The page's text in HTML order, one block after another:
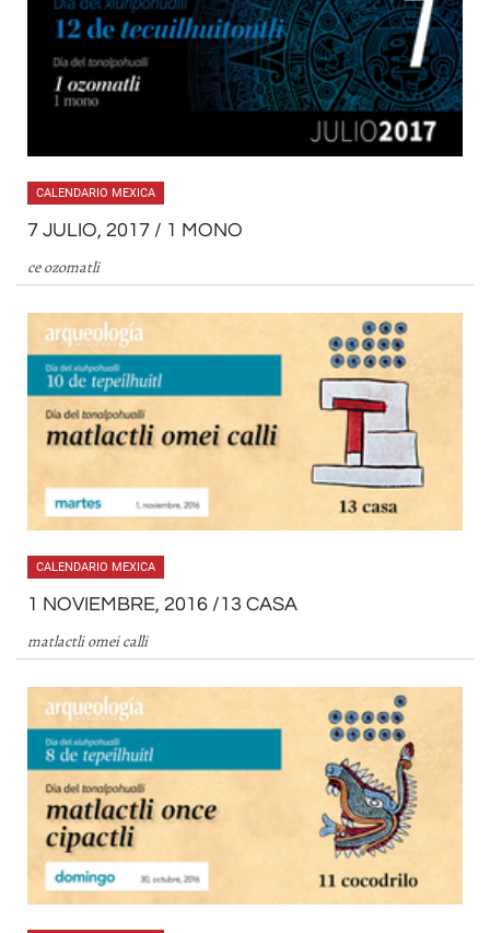
CALENDARIO MEXICA
7 JULIO, 2017 / 1 MONO
ce ozomatli
CALENDARIO MEXICA
1 NOVIEMBRE, 2016 /13 CASA
matlactli omei calli